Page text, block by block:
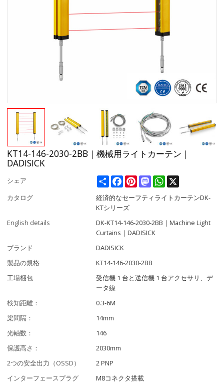
KT14-146-2030-2BB｜機械用ライトカーテン｜
DADISICK
シェア ShareFacebookPinterestMastodonWhatsApp
カタログ
経済的なセーフティライトカーテンDK-
KTシリーズ
English details
DK-KT14-146-2030-2BB｜Machine Light
Curtains｜DADISICK
ブランド
DADISICK
製品の規格
KT14-146-2030-2BB
工場梱包
受信機 1 台と送信機 1 台アクセサリ、デ
ータ線
検知距離：
0.3-6M
梁間隔：
14mm
光軸数：
146
保護高さ：
2030mm
2つの安全出力（OSSD）
2 PNP
インターフェースプラグ
M8コネクタ搭載